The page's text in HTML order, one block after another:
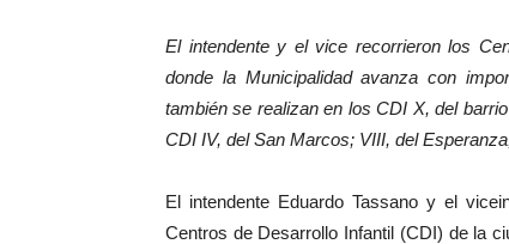
El intendente y el vice recorrieron los
donde la Municipalidad avanza con
también se realizan en los CDI X, del
CDI IV, del San Marcos; VIII, del
El intendente Eduardo Tassano y el
Centros de Desarrollo Infantil (CDI) de la